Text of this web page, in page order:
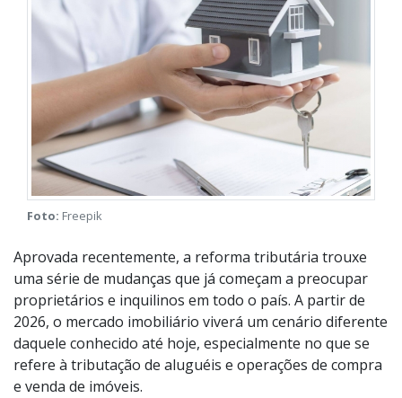
Foto:Freepik
Aprovada recentemente, a reforma tributária trouxe
uma série de mudanças que já começam a preocupar
proprietários e inquilinos em todo o país. A partir de
2026, o mercado imobiliário viverá um cenário diferente